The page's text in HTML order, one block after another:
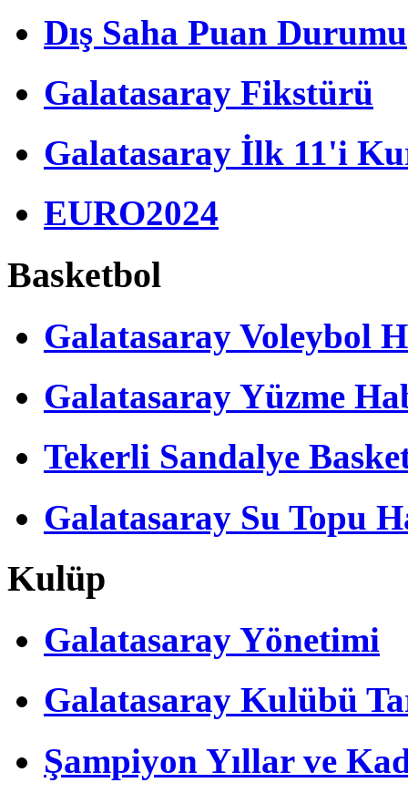
Dış Saha Puan Durumu
Galatasaray Fikstürü
Galatasaray İlk 11'i
EURO2024
Basketbol
Galatasaray Voleybol
Galatasaray Yüzme
Tekerli Sandalye
Galatasaray Su Topu
Kulüp
Galatasaray Yönetimi
Galatasaray Kulübü
Şampiyon Yıllar ve